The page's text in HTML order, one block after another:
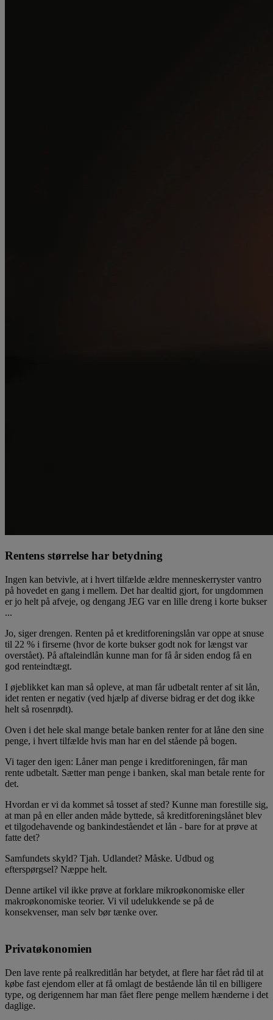
Rentens størrelse har betydning
Ingen kan betvivle, at i hvert tilfælde ældre menneskerryster vantro
på hovedet en gang i mellem. Det har dealtid gjort, for ungdommen
er jo helt på afveje, og dengang JEG var en lille dreng i korte bukser
...
Jo, siger drengen. Renten på et kreditforeningslån var oppe at snuse
til 22 % i firserne (hvor de korte bukser godt nok for længst var
overstået). På aftaleindlån kunne man for få år siden endog få en
god renteindtægt.
I øjeblikket kan man så opleve, at man får udbetalt renter af sit lån,
idet renten er negativ (ved hjælp af diverse bidrag er det dog ikke
helt så rosenrødt).
Oven i det hele skal mange betale banken renter for at låne den sine
penge, i hvert tilfælde hvis man har en del stående på bogen.
Vi tager den igen: Låner man penge i kreditforeningen, får man
rente udbetalt. Sætter man penge i banken, skal man betale rente for
det.
Hvordan er vi da kommet så tosset af sted? Kunne man forestille sig,
at man på en eller anden måde byttede, så kreditforeningslånet blev
et tilgodehavende og bankindeståendet et lån - bare for at prøve at
fatte det?
Samfundets skyld? Tjah. Udlandet? Måske. Udbud og
efterspørgsel? Næppe helt.
Denne artikel vil ikke prøve at forklare mikroøkonomiske eller
makroøkonomiske teorier. Vi vil udelukkende se på de
konsekvenser, man selv bør tænke over.
Privatøkonomien
Den lave rente på realkreditlån har betydet, at flere har fået råd til at
købe fast ejendom eller at få omlagt de bestående lån til en billigere
type, og derigennem har man fået flere penge mellem hænderne i det
daglige.